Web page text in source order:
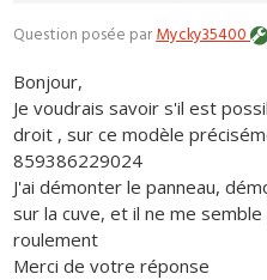
Question posée parMycky35400
Bonjour,
Je voudrais savoir s'il est
droit , sur ce modèle
859386229024
J'ai démonter le panneau,
sur la cuve, et il ne me
roulement
Merci de votre réponse